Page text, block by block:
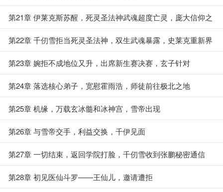
第21章 伊莱克斯苏醒，死灵圣法神武魂超度亡灵，庞大信仰之
力
第22章 千仞雪拒当死灵圣法神，双生武魂暴露，史莱克重新界
定千仞雪
第23章 婉拒不成地位又升，出席新生赛决赛，玄子针对
第24章 落选核心弟子，宽慰霍雨浩，师徒前往极北之地
第25章 机缘，万载玄冰髓和冰神宫，雪帝出现
第26章 与雪帝交手，利益交换，千伊见面
第27章 一切结束，返回学院打脸，千仞雪收到张鹏秘密通信
第28章 初见医仙斗罗——王仙儿，邀请遭拒